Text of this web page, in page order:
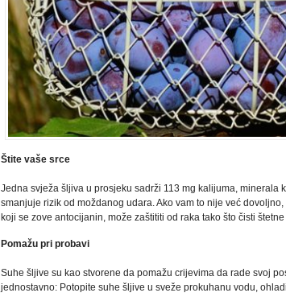
Štite vaše srce
Jedna svježa šljiva u prosjeku sadrži 113 mg kalijuma, minerala
smanjuje rizik od moždanog udara. Ako vam to nije već
koji se zove antocijanin, može zaštititi od raka tako što čisti
Pomažu pri probavi
Suhe šljive su kao stvorene da pomažu crijevima da rade svoj
jednostavno: Potopite suhe šljive u sveže prokuhanu vodu,